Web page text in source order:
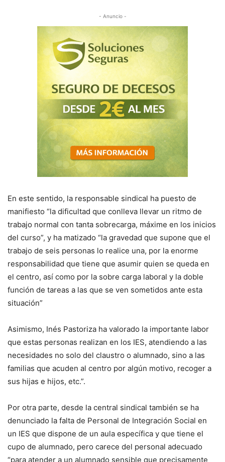
- Anuncio -
En este sentido, la responsable sindical ha puesto de
manifiesto “la dificultad que conlleva llevar un ritmo de
trabajo normal con tanta sobrecarga, máxime en los inicios
del curso”, y ha matizado “la gravedad que supone que el
trabajo de seis personas lo realice una, por la enorme
responsabilidad que tiene que asumir quien se queda en
el centro, así como por la sobre carga laboral y la doble
función de tareas a las que se ven sometidos ante esta
situación”
Asimismo, Inés Pastoriza ha valorado la importante labor
que estas personas realizan en los IES, atendiendo a las
necesidades no solo del claustro o alumnado, sino a las
familias que acuden al centro por algún motivo, recoger a
sus hijas e hijos, etc.”.
Por otra parte, desde la central sindical también se ha
denunciado la falta de Personal de Integración Social en
un IES que dispone de un aula específica y que tiene el
cupo de alumnado, pero carece del personal adecuado
“para atender a un alumnado sensible que precisamente